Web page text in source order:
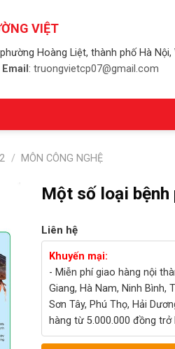
VIỆT
Hoàng Liệt, thành phố Hà Nội,
Email : truongvietcp07@gmail.com
/ MÔN CÔNG NGHỆ
Một số loại
Liên hệ
Khuyến mại:
- Miễn phí giao hàng nội
Giang, Hà Nam, Ninh Bình,
Sơn Tây, Phú Thọ, Hải
hàng từ 5.000.000 đồng trở